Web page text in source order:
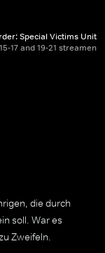
Special Victims Unit
17 and 19-21 streamen
die durch
soll. War es
Zweifeln.